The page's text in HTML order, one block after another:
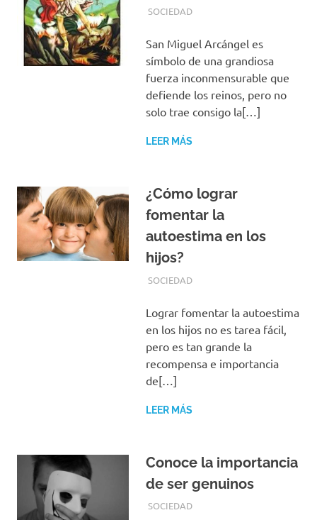
OCTUBRE 4, 2019
REDACCIONES
SOCIEDAD
San Miguel Arcángel es
símbolo de una grandiosa
fuerza inconmensurable que
defiende los reinos, pero no
solo trae consigo la[…]
LEER MÁS
¿Cómo lograr
fomentar la
autoestima en los
hijos?
SEPTIEMBRE 11, 2019
REDACCIONES
SOCIEDAD
Lograr fomentar la autoestima
en los hijos no es tarea fácil,
pero es tan grande la
recompensa e importancia
de[…]
LEER MÁS
Conoce la importancia
de ser genuinos
SEPTIEMBRE 10, 2019
REDACCIONES
SOCIEDAD